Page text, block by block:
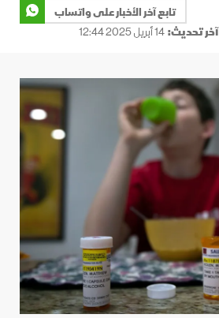
تابع آخر الأخبار على واتساب
آخر تحديث:14 أبريل 2025 12:44